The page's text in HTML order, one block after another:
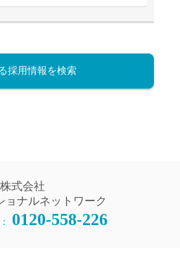
採用情報を検索
株式会社
ョナルネットワーク
0120-558-226